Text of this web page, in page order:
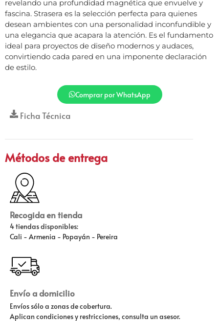
revelando una profundidad magnética que envuelve y
fascina. Strasera es la selección perfecta para quienes
desean ambientes con una personalidad inconfundible y
una elegancia que acapara la atención. Es el fundamento
ideal para proyectos de diseño modernos y audaces,
convirtiendo cada pared en una imponente declaración
de estilo.
Comprar por WhatsApp
Ficha Técnica
Métodos de entrega
Recogida en tienda
4 tiendas disponibles:
Cali - Armenia - Popayán - Pereira
Envío a domicilio
Envíos sólo a zonas de cobertura.
Aplican condiciones y restricciones, consulta un asesor.